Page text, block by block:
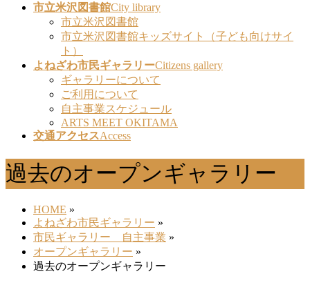
市立米沢図書館City library
市立米沢図書館
市立米沢図書館キッズサイト（子ども向けサイ
ト）
よねざわ市民ギャラリーCitizens gallery
ギャラリーについて
ご利用について
自主事業スケジュール
ARTS MEET OKITAMA
交通アクセスAccess
過去のオープンギャラリー
HOME »
よねざわ市民ギャラリー »
市民ギャラリー 自主事業 »
オープンギャラリー »
過去のオープンギャラリー